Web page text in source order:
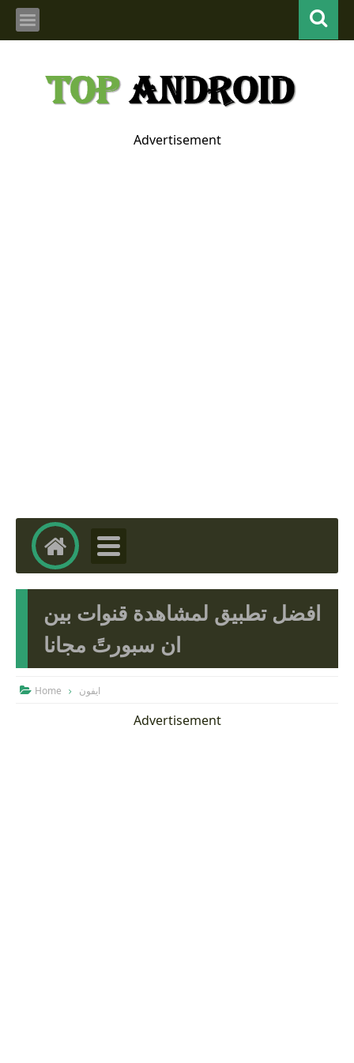
Advertisement
افضل تطبيق لمشاهدة قنوات بين
ان سبورتً مجانا
 Home ايفون
Advertisement